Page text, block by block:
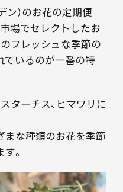
ン）のお花の定期便
場でセレクトしたお
フレッシュな季節の
ているのが一番の特
ターチス、ヒマワリに
まな種類のお花を季節
。